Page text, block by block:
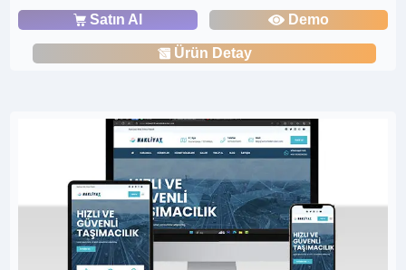
Satın Al Demo
Ürün Detay